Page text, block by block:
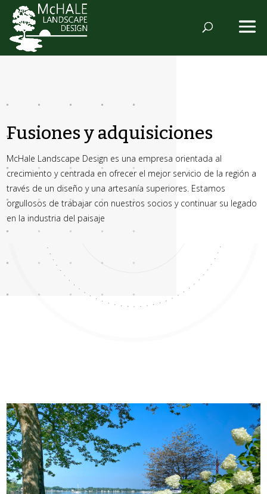
Fusiones y adquisiciones
McHale Landscape Design es una empresa orientada al
crecimiento y centrada en ofrecer el mejor servicio de la región a
través de un diseño y una artesanía superiores. Estamos
orgullosos de trabajar con nuestros socios y continuar su legado
en la industria del paisaje